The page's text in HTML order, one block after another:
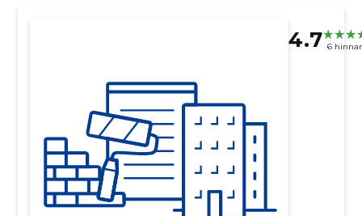
4.7 6